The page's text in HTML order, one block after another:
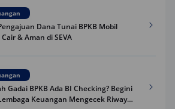
Dana Tunai BPKB Mobil
& Aman di SEVA
Gadai BPKB Ada BI Checking? Begini
Keuangan Mengecek Riwayat